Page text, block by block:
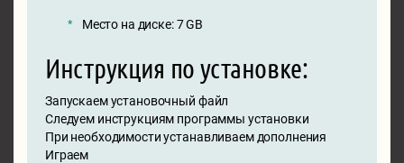
Место на диске: 7 GB
Инструкция по установке:
Запускаем установочный файл
Следуем инструкциям программы установки
При необходимости устанавливаем дополнения
Играем